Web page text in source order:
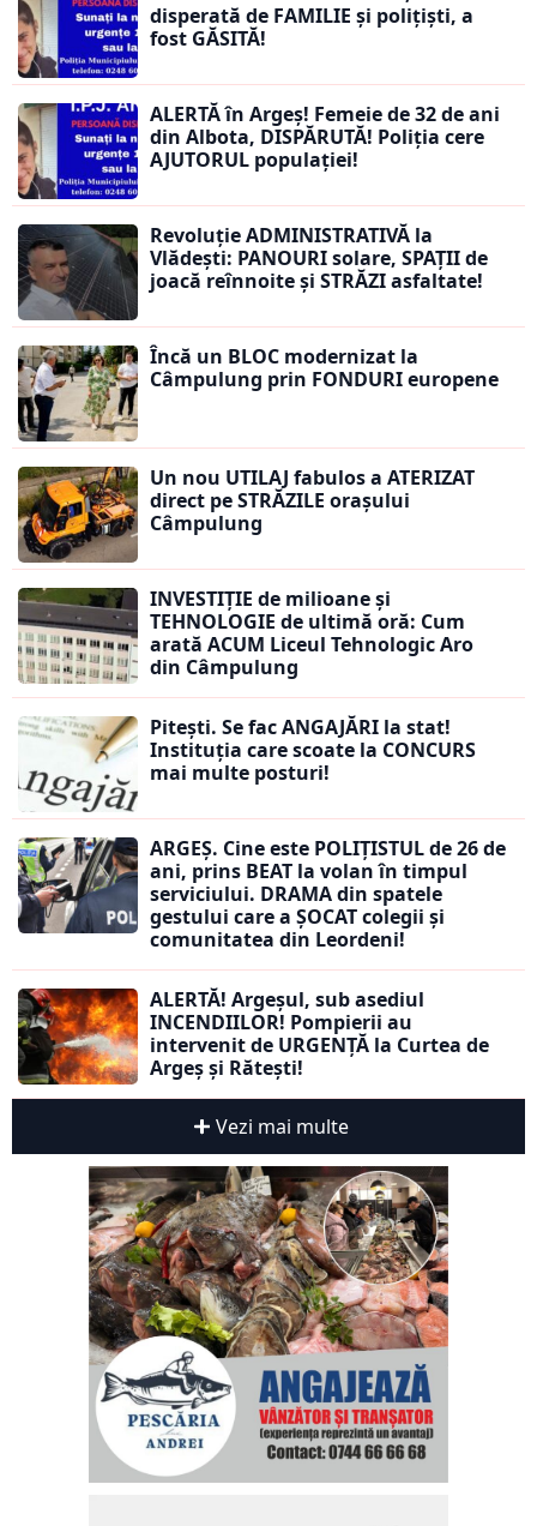
disperată de FAMILIE și polițiști, a
fost GĂSITĂ!
ALERTĂ în Argeș! Femeie de 32 de ani
din Albota, DISPĂRUTĂ! Poliția cere
AJUTORUL populației!
Revoluție ADMINISTRATIVĂ la
Vlădești: PANOURI solare, SPAȚII de
joacă reînnoite și STRĂZI asfaltate!
Încă un BLOC modernizat la
Câmpulung prin FONDURI europene
Un nou UTILAJ fabulos a ATERIZAT
direct pe STRĂZILE orașului
Câmpulung
INVESTIȚIE de milioane și
TEHNOLOGIE de ultimă oră: Cum
arată ACUM Liceul Tehnologic Aro
din Câmpulung
Pitești. Se fac ANGAJĂRI la stat!
Instituția care scoate la CONCURS
mai multe posturi!
ARGEȘ. Cine este POLIȚISTUL de 26 de
ani, prins BEAT la volan în timpul
serviciului. DRAMA din spatele
gestului care a ȘOCAT colegii și
comunitatea din Leordeni!
ALERTĂ! Argeșul, sub asediul
INCENDIILOR! Pompierii au
intervenit de URGENȚĂ la Curtea de
Argeș și Rătești!
Vezi mai multe